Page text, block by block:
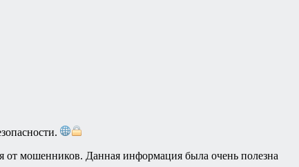
от мошенников. Данная информация была очень полезна